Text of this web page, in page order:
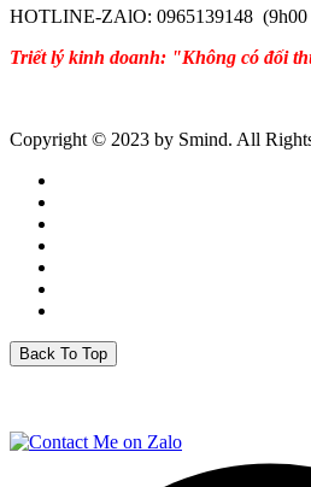
HOTLINE-ZAlO: 0965139148 (9h00
Triết lý kinh doanh: "Không có đối
Copyright © 2023 by Smind. All
Back To Top